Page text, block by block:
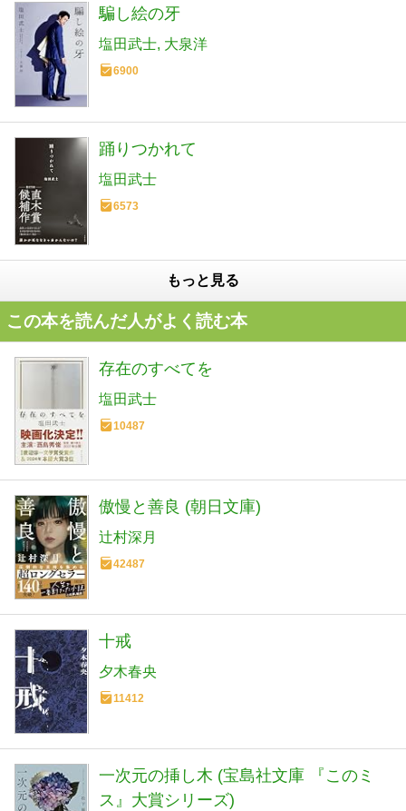
騙し絵の牙
塩田武士 大泉洋
6900
踊りつかれて
塩田武士
6573
もっと見る
この本を読んだ人がよく読む本
存在のすべてを
塩田武士
10487
傲慢と善良 (朝日文庫)
辻村深月
42487
十戒
夕木春央
11412
一次元の挿し木 (宝島社文庫 『このミ
ス』大賞シリーズ)